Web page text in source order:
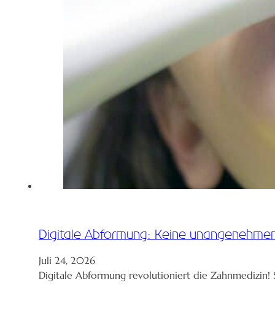
Digitale Abformung: Keine
Juli 24, 2026
Digitale Abformung revolutioniert die Zahnmedizin!